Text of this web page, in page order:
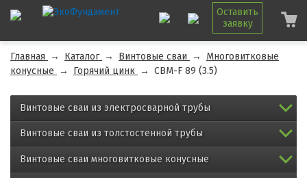
Оставить
заявку
Главная → Каталог → Винтовые сваи →
Многовитковые
конусные → Горячий цинк → СВМ-F 89 (3.5)
Винтовые сваи из электросварной трубы
Винтовые сваи из толстостенной трубы
Винтовые сваи многовитковые конусные